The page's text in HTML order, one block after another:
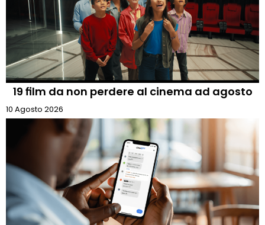
19 film da non perdere al cinema ad agosto
10 Agosto 2026